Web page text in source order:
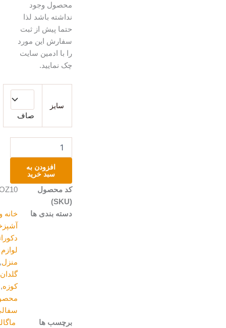
محصول وجود
نداشته باشد لذا
حتما پیش از ثبت
سفارش این مورد
را با ادمین سایت
چک نمایید.
سایز
صاف
افزودن به
سبد خرید
کد محصول
MOZ10
دسته بندی ها
خانه و
آشپزخانه ,
دکوراتیو و
لوازم
منزل,
گلدان و
کوزه,
محصولات
سفالی
برچسب ها
ماگالری,